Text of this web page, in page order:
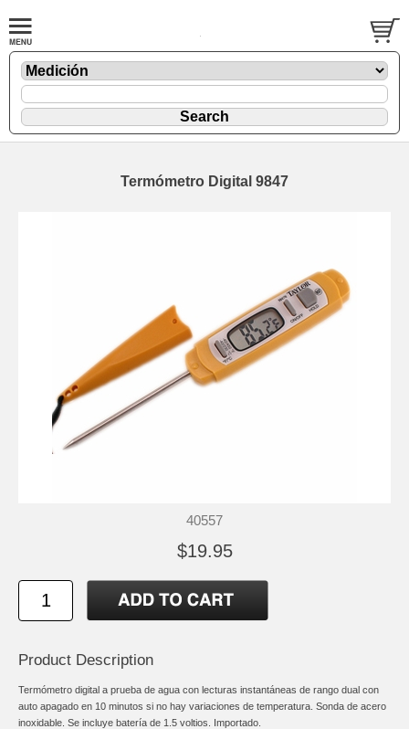
Termómetro Digital 9847
40557
$19.95
Product Description
Termómetro digital a prueba de agua con lecturas instantáneas de rango dual con
auto apagado en 10 minutos si no hay variaciones de temperatura. Sonda de acero
inoxidable. Se incluye batería de 1.5 voltios. Importado.